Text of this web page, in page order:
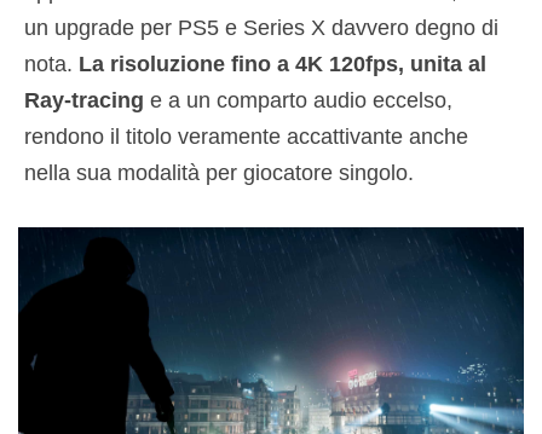
un upgrade per PS5 e Series X davvero degno di
nota. La risoluzione fino a 4K 120fps, unita al
Ray-tracing e a un comparto audio eccelso,
rendono il titolo veramente accattivante anche
nella sua modalità per giocatore singolo.